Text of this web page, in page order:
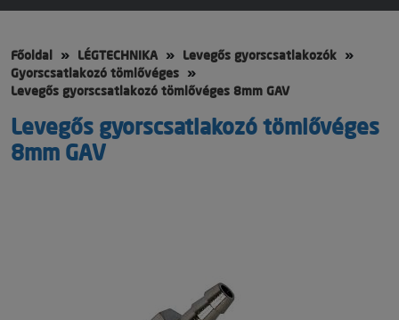
Főoldal LÉGTECHNIKA
Levegős gyorscsatlakozók
Gyorscsatlakozó tömlővéges
Levegős gyorscsatlakozó tömlővéges 8mm GAV
Levegős gyorscsatlakozó tömlővéges
8mm GAV